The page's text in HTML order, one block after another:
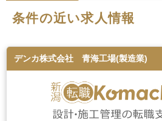
条件の近い求人情報
デンカ株式会社 青海工場(製造業)